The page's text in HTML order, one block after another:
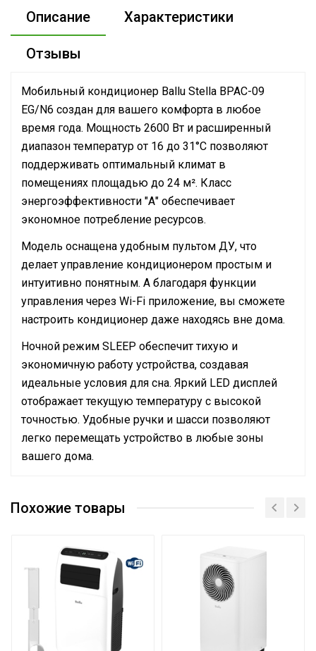
Описание Характеристики
Отзывы
Мобильный кондиционер Ballu Stella BPAC-09
EG/N6 создан для вашего комфорта в любое
время года. Мощность 2600 Вт и расширенный
диапазон температур от 16 до 31°C позволяют
поддерживать оптимальный климат в
помещениях площадью до 24 м². Класс
энергоэффективности "А" обеспечивает
экономное потребление ресурсов.
Модель оснащена удобным пультом ДУ, что
делает управление кондиционером простым и
интуитивно понятным. А благодаря функции
управления через Wi-Fi приложение, вы сможете
настроить кондиционер даже находясь вне дома.
Ночной режим SLEEP обеспечит тихую и
экономичную работу устройства, создавая
идеальные условия для сна. Яркий LED дисплей
отображает текущую температуру с высокой
точностью. Удобные ручки и шасси позволяют
легко перемещать устройство в любые зоны
вашего дома.
Управление c мобильного
Система самодиагностики
неисправности
Макс. производительность
осушения
Масса товара с упаковкой
(брутто)
Похожие товары